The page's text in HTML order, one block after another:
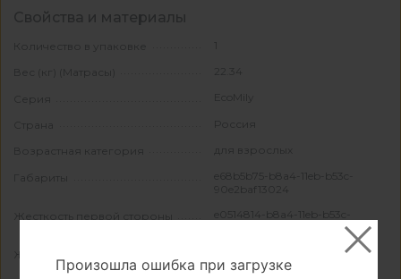
Свойства и материалы
Количество в упаковке 1
Вес (кг) (Матрасы) 22.34
Серия EcoMily
Страна Россия
Возрастная категория для взрослых
Габариты
e68b5b75-b8a4-11eb-b53c-
90e2baf13024
Жесткость первой стороны
e0514814-b8a4-11eb-b53c-
Жесткость второй стороны
e0514815-b8a4-11eb-b53c-
90e2baf13024
Произошла ошибка при загрузке